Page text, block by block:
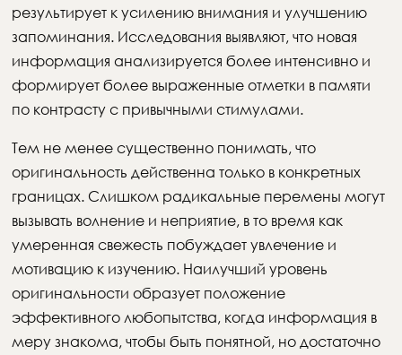
результирует к усилению внимания и улучшению
запоминания. Исследования выявляют, что новая
информация анализируется более интенсивно и
формирует более выраженные отметки в памяти
по контрасту с привычными стимулами.
Тем не менее существенно понимать, что
оригинальность действенна только в конкретных
границах. Слишком радикальные перемены могут
вызывать волнение и неприятие, в то время как
умеренная свежесть побуждает увлечение и
мотивацию к изучению. Наилучший уровень
оригинальности образует положение
эффективного любопытства, когда информация в
меру знакома, чтобы быть понятной, но достаточно